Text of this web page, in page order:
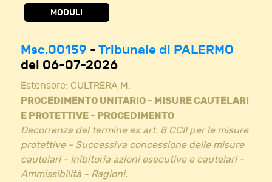
MODULI
Msc.00159 - Tribunale di PALERMO
del 06-07-2026
Estensore: CULTRERA M.
PROCEDIMENTO UNITARIO - MISURE CAUTELARI
E PROTETTIVE - PROCEDIMENTO
Decorrenza del termine ex art. 8 CCII per le misure
protettive - Successiva concessione delle misure
cautelari - Inibitoria azioni esecutive e cautelari -
Ammissibilità - Ragioni.